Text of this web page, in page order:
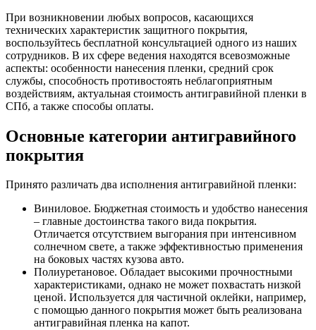
При возникновении любых вопросов, касающихся
технических характеристик защитного покрытия,
воспользуйтесь бесплатной консультацией одного из наших
сотрудников. В их сфере ведения находятся всевозможные
аспекты: особенности нанесения пленки, средний срок
службы, способность противостоять неблагоприятным
воздействиям, актуальная стоимость антигравийной пленки в
СПб, а также способы оплаты.
Основные категории антигравийного
покрытия
Принято различать два исполнения антигравийной пленки:
Виниловое. Бюджетная стоимость и удобство нанесения
– главные достоинства такого вида покрытия.
Отличается отсутствием выгорания при интенсивном
солнечном свете, а также эффективностью применения
на боковых частях кузова авто.
Полиуретановое. Обладает высокими прочностными
характеристиками, однако не может похвастать низкой
ценой. Используется для частичной оклейки, например,
с помощью данного покрытия может быть реализована
антигравийная пленка на капот.